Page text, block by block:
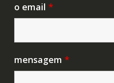
o email *
mensagem *